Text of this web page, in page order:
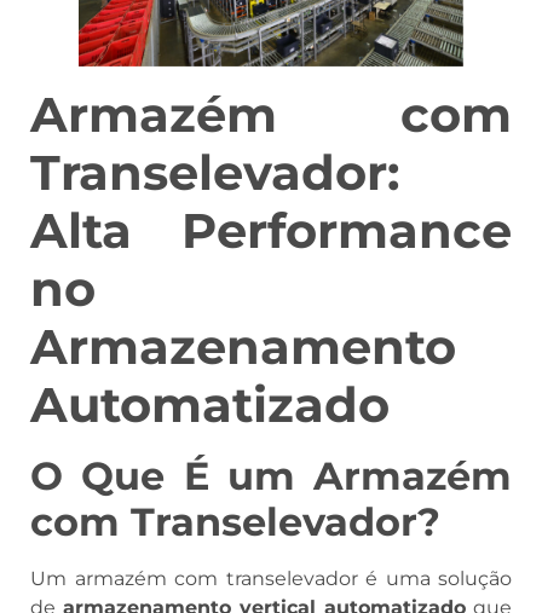
Armazém com
Transelevador:
Alta Performance
no
Armazenamento
Automatizado
O Que É um Armazém
com Transelevador?
Um armazém com transelevador é uma solução
de armazenamento vertical automatizado que